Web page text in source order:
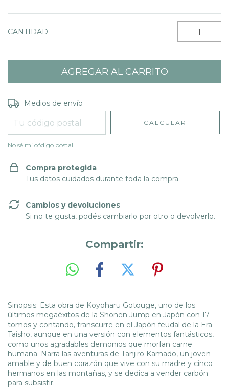
CANTIDAD
Entregas para el CP:
Medios de envío
CALCULAR
No sé mi código postal
Compra protegida
Tus datos cuidados durante toda la compra.
Cambios y devoluciones
Si no te gusta, podés cambiarlo por otro o devolverlo.
Compartir:
Sinopsis: Esta obra de Koyoharu Gotouge, uno de los
últimos megaéxitos de la Shonen Jump en Japón con 17
tomos y contando, transcurre en el Japón feudal de la Era
Taisho, aunque en una versión con elementos fantásticos,
como unos agradables demonios que morfan carne
humana. Narra las aventuras de Tanjiro Kamado, un joven
amable y de buen corazón que vive con su madre y cinco
hermanos en las montañas, y se dedica a vender carbón
para subsistir.